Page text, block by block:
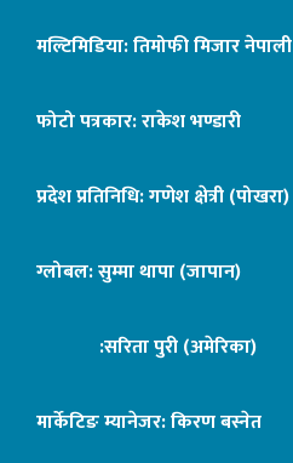
मल्टिमिडिया: तिमोफी मिजार नेपाली
फोटो पत्रकार: राकेश भण्डारी
प्रदेश प्रतिनिधि: गणेश क्षेत्री (पोखरा)
ग्लोबल: सुम्मा थापा (जापान)
:सरिता पुरी (अमेरिका)
मार्केटिङ म्यानेजर: किरण बस्नेत